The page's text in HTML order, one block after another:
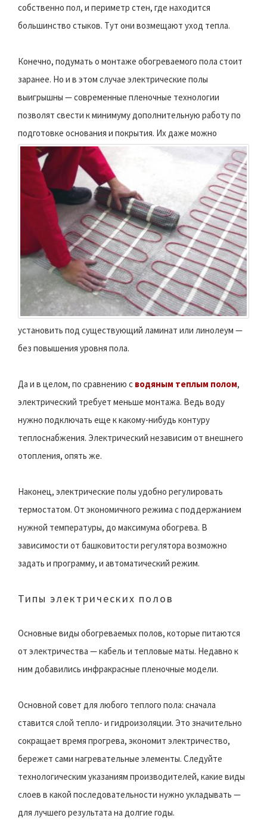
собственно пол, и периметр стен, где находится
большинство стыков. Тут они возмещают уход тепла.
Конечно, подумать о монтаже обогреваемого пола стоит
заранее. Но и в этом случае электрические полы
выигрышны — современные пленочные технологии
позволят свести к минимуму дополнительную работу по
подготовке основания и покрытия. Их даже можно
установить под существующий ламинат или линолеум —
без повышения уровня пола.
Да и в целом, по сравнению с водяным теплым полом,
электрический требует меньше монтажа. Ведь воду
нужно подключать еще к какому-нибудь контуру
теплоснабжения. Электрический независим от внешнего
отопления, опять же.
Наконец, электрические полы удобно регулировать
термостатом. От экономичного режима с поддержанием
нужной температуры, до максимума обогрева. В
зависимости от башковитости регулятора возможно
задать и программу, и автоматический режим.
Типы электрических полов
Основные виды обогреваемых полов, которые питаются
от электричества — кабель и тепловые маты. Недавно к
ним добавились инфракрасные пленочные модели.
Основной совет для любого теплого пола: сначала
ставится слой тепло- и гидроизоляции. Это значительно
сокращает время прогрева, экономит электричество,
бережет сами нагревательные элементы. Следуйте
технологическим указаниям производителей, какие виды
слоев в какой последовательности нужно укладывать —
для лучшего результата на долгие годы.